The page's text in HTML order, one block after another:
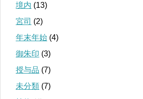
境内 (13)
宮司 (2)
年末年始 (4)
御朱印 (3)
授与品 (7)
未分類 (7)